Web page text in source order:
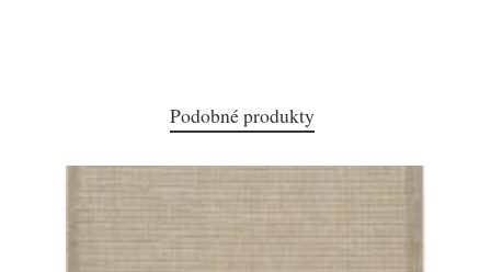
Podobné produkty